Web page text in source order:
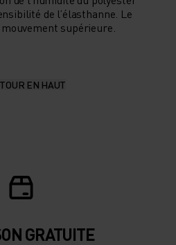
de l’élasthanne. Le
supérieure.
EN HAUT
GRATUITE